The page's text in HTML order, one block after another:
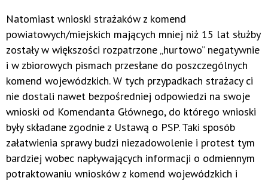
Natomiast wnioski strażaków z komend
powiatowych/miejskich mających mniej niż 15 lat służby
zostały w większości rozpatrzone „hurtowo” negatywnie
i w zbiorowych pismach przesłane do poszczególnych
komend wojewódzkich. W tych przypadkach strażacy ci
nie dostali nawet bezpośredniej odpowiedzi na swoje
wnioski od Komendanta Głównego, do którego wnioski
były składane zgodnie z Ustawą o PSP. Taki sposób
załatwienia sprawy budzi niezadowolenie i protest tym
bardziej wobec napływających informacji o odmiennym
potraktowaniu wniosków z komend wojewódzkich i